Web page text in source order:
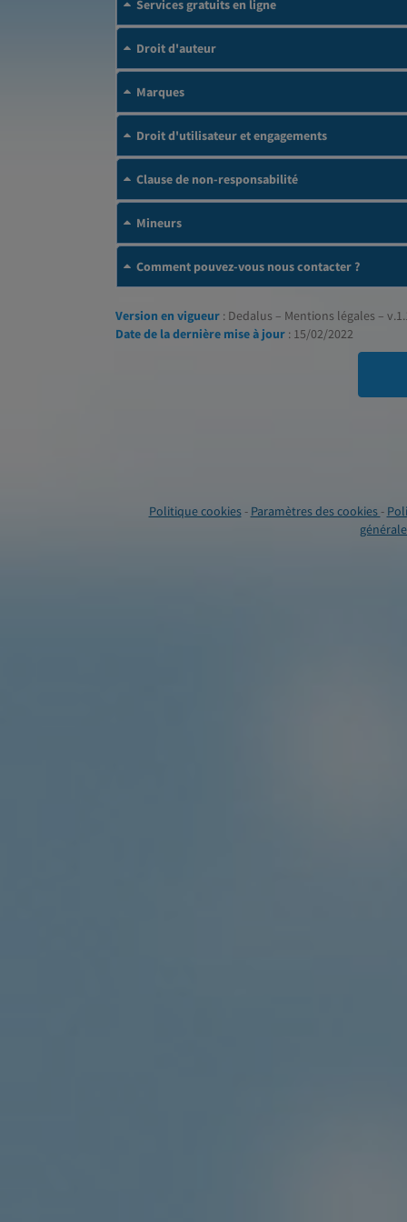
Services gratuits en ligne
Droit d'auteur
Marques
Droit d'utilisateur et engagements
Clause de non-responsabilité
Mineurs
Comment pouvez-vous nous contacter ?
Version en vigueur : Dedalus – Mentions légales –
Date de la dernière mise à jour : 15/02/2022
Politique cookies- Paramètres des cookies-